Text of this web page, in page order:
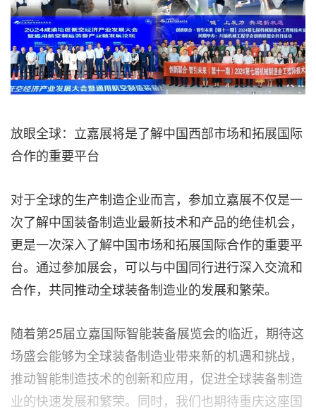
放眼全球：立嘉展将是了解中国西部市场和拓展国际
合作的重要平台
对于全球的生产制造企业而言，参加立嘉展不仅是一
次了解中国装备制造业最新技术和产品的绝佳机会，
更是一次深入了解中国市场和拓展国际合作的重要平
台。通过参加展会，可以与中国同行进行深入交流和
合作，共同推动全球装备制造业的发展和繁荣。
随着第25届立嘉国际智能装备展览会的临近，期待这
场盛会能够为全球装备制造业带来新的机遇和挑战，
推动智能制造技术的创新和应用，促进全球装备制造
业的快速发展和繁荣。同时，我们也期待重庆这座国